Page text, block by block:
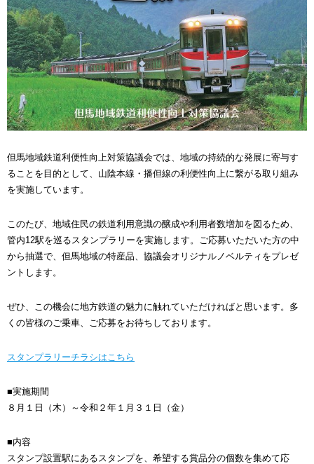
但馬地域鉄道利便性向上対策協議会では、地域の持続的な発展に寄与す
ることを目的として、山陰本線・播但線の利便性向上に繋がる取り組み
を実施しています。
このたび、地域住民の鉄道利用意識の醸成や利用者数増加を図るため、
管内12駅を巡るスタンプラリーを実施します。ご応募いただいた方の中
から抽選で、但馬地域の特産品、協議会オリジナルノベルティをプレゼ
ントします。
ぜひ、この機会に地方鉄道の魅力に触れていただければと思います。多
くの皆様のご乗車、ご応募をお待ちしております。
スタンプラリーチラシはこちら
■実施期間
８月１日（木）～令和２年１月３１日（金）
■内容
スタンプ設置駅にあるスタンプを、希望する賞品分の個数を集めて応